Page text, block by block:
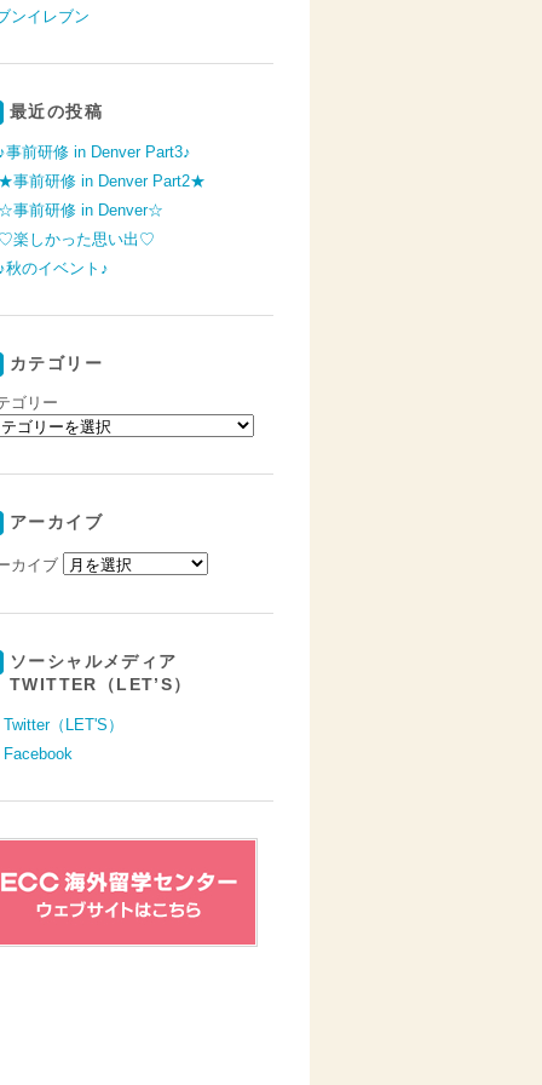
ンイレブン
最近の投稿
事前研修 in Denver Part3♪
事前研修 in Denver Part2★
事前研修 in Denver☆
楽しかった思い出♡
秋のイベント♪
カテゴリー
ゴリー
アーカイブ
カイブ
ソーシャルメディア
TWITTER（LET’S）
Twitter（LET'S）
Facebook